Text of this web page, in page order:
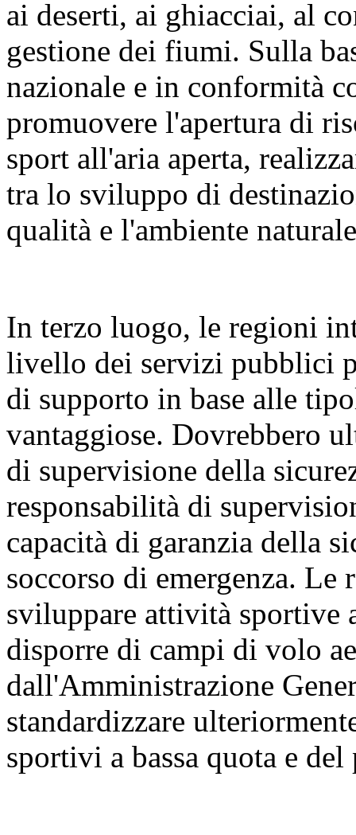
ai deserti, ai ghiacciai, al
gestione dei fiumi. Sulla
nazionale e in conformità
promuovere l'apertura di
sport all'aria aperta,
tra lo sviluppo di
qualità e l'ambiente
In terzo luogo, le regioni
livello dei servizi pubblici
di supporto in base alle
vantaggiose. Dovrebbero
di supervisione della
responsabilità di
capacità di garanzia della
soccorso di emergenza.
sviluppare attività sportive
disporre di campi di volo
dall'Amministrazione
standardizzare
sportivi a bassa quota e